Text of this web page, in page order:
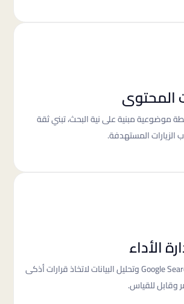
المحتوى
موضوعية مبنية على نية البحث، تبني ثقة
الزيارات المستهدفة.
الأداء
متابعة Google Search Console وتحليل البيانات لاتخاذ قرارات أذكى
وقابل للقياس.